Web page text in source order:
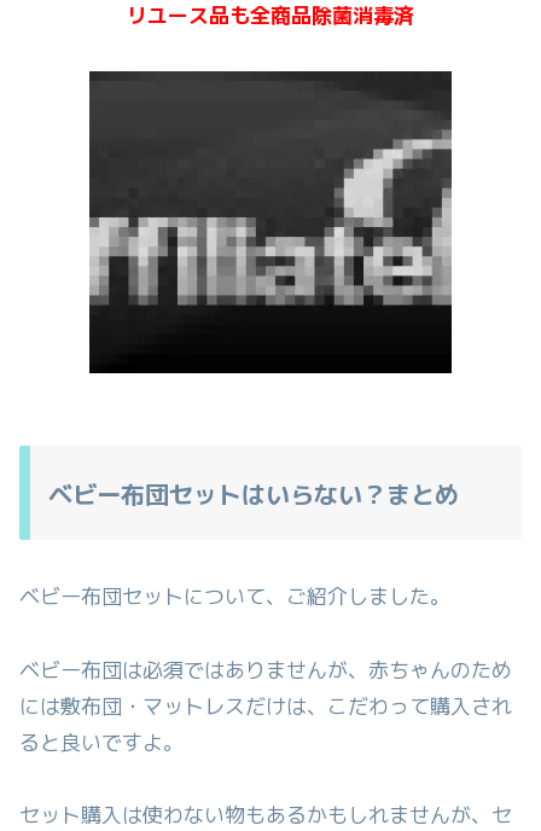
リユース品も全商品除菌消毒済
ベビー布団セットはいらない？まとめ
ベビー布団セットについて、ご紹介しました。
ベビー布団は必須ではありませんが、赤ちゃんのため
には敷布団・マットレスだけは、こだわって購入され
ると良いですよ。
セット購入は使わない物もあるかもしれませんが、セ